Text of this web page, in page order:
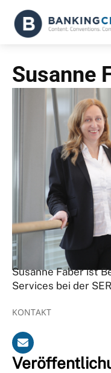
Susanne
Susanne Faber ist
Services bei der
KONTAKT